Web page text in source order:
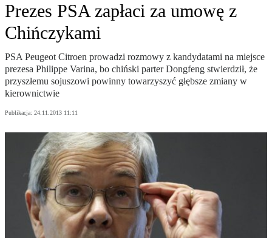
Prezes PSA zapłaci za umowę z
Chińczykami
PSA Peugeot Citroen prowadzi rozmowy z kandydatami na miejsce
prezesa Philippe Varina, bo chiński parter Dongfeng stwierdził, że
przyszłemu sojuszowi powinny towarzyszyć głębsze zmiany w
kierownictwie
Publikacja: 24.11.2013 11:11